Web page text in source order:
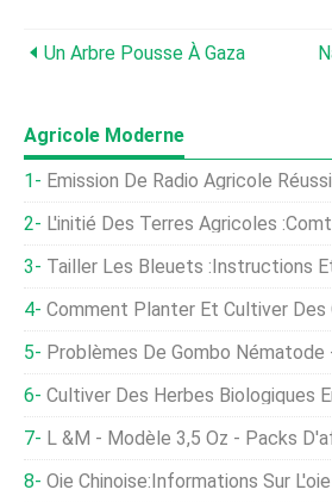
Un Arbre Pousse À Gaza
Agricole Moderne
Émission De Radio Agricole
L'initié Des Terres Agricoles :comté De Grundy, Iowa, Les Terres
Tailler Les Bleuets :instructions
Comment Planter Et Cultiver Des
Problèmes De Gombo Nématode - Traiter Le Gombo
Cultiver Des Herbes Biologiques En
L &M - Modèle 3,5 Oz - Packs D'affichage Professionnels En
Oie Chinoise:Informations Sur